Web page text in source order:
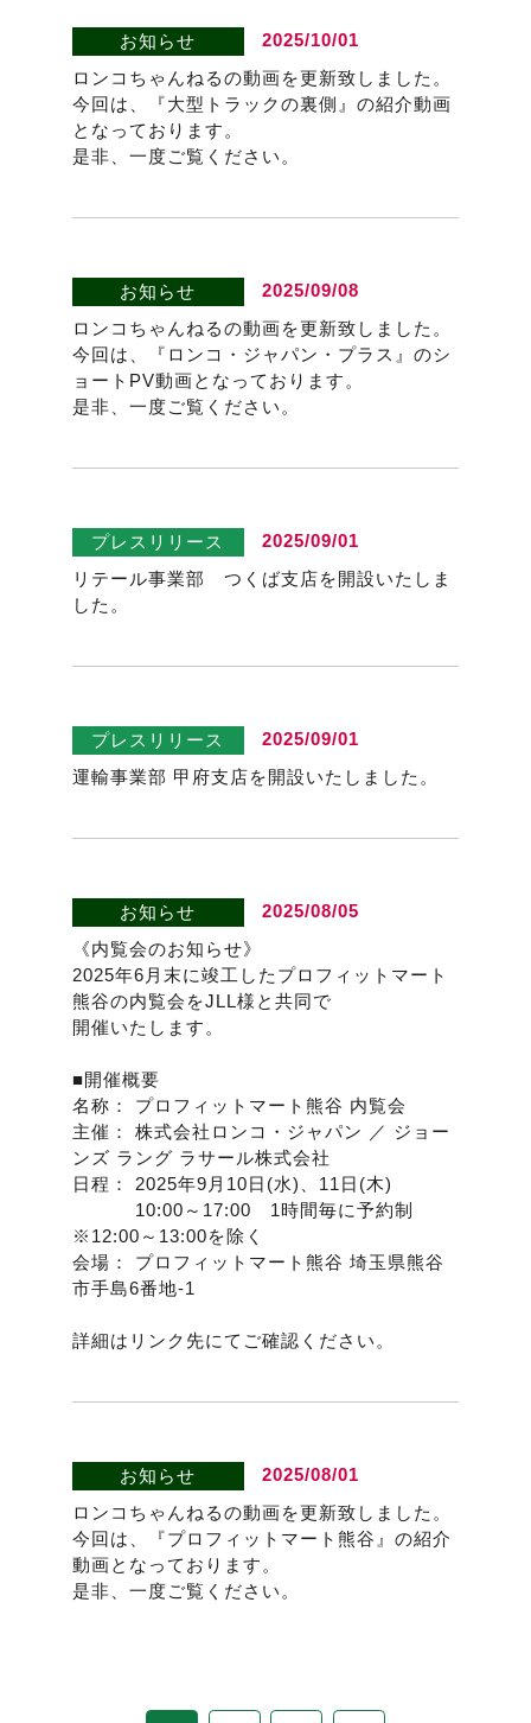
お知らせ
2025/10/01
ロンコちゃんねるの動画を更新致しました。
今回は、『大型トラックの裏側』の紹介動画
となっております。
是非、一度ご覧ください。
お知らせ
2025/09/08
ロンコちゃんねるの動画を更新致しました。
今回は、『ロンコ・ジャパン・プラス』のシ
ョートPV動画となっております。
是非、一度ご覧ください。
プレスリリース
2025/09/01
リテール事業部 つくば支店を開設いたしま
した。
プレスリリース
2025/09/01
運輸事業部 甲府支店を開設いたしました。
お知らせ
2025/08/05
《内覧会のお知らせ》
2025年6月末に竣工したプロフィットマート
熊谷の内覧会をJLL様と共同で
開催いたします。
■開催概要
名称： プロフィットマート熊谷 内覧会
主催： 株式会社ロンコ・ジャパン ／ ジョー
ンズ ラング ラサール株式会社
日程： 2025年9月10日(水)、11日(木)
10:00～17:00 1時間毎に予約制
※12:00～13:00を除く
会場： プロフィットマート熊谷 埼玉県熊谷
市手島6番地-1
詳細はリンク先にてご確認ください。
お知らせ
2025/08/01
ロンコちゃんねるの動画を更新致しました。
今回は、『プロフィットマート熊谷』の紹介
動画となっております。
是非、一度ご覧ください。